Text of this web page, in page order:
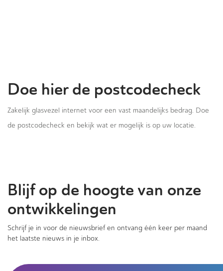
Doe hier de postcodecheck
Zakelijk glasvezel internet voor een vast maandelijks bedrag. Doe
de postcodecheck en bekijk wat er mogelijk is op uw locatie.
Blijf op de hoogte van onze
ontwikkelingen
Schrijf je in voor de nieuwsbrief en ontvang één keer per maand
het laatste nieuws in je inbox.